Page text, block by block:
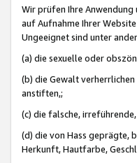
Wir prüfen Ihre Anwendung
auf Aufnahme Ihrer
Ungeeignet sind unter
(a) die sexuelle oder
(b) die Gewalt
anstiften,;
(c) die falsche,
(d) die von Hass geprägte,
Herkunft, Hautfarbe,